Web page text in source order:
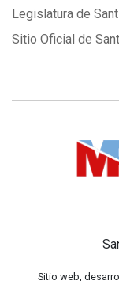
Legislatura de
Sitio Oficial de
Sitio web,